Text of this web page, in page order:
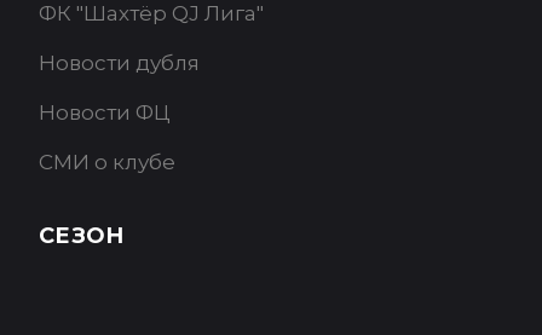
ФК "Шахтёр QJ Лига"
Новости дубля
Новости ФЦ
СМИ о клубе
СЕЗОН